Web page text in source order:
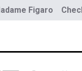
Figaro